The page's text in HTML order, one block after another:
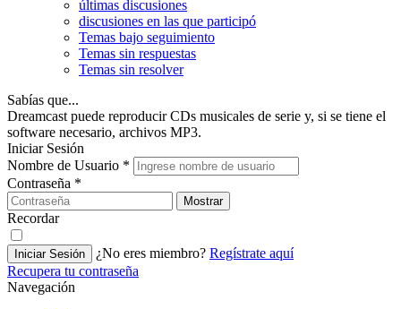
últimas discusiones
discusiones en las que participó
Temas bajo seguimiento
Temas sin respuestas
Temas sin resolver
Sabías que...
Dreamcast puede reproducir CDs musicales de serie y, si se tiene el
software necesario, archivos MP3.
Iniciar Sesión
Nombre de Usuario *
Contraseña *
Mostrar
Recordar
Iniciar Sesión ¿No eres miembro? Regístrate aquí
Recupera tu contraseña
Navegación